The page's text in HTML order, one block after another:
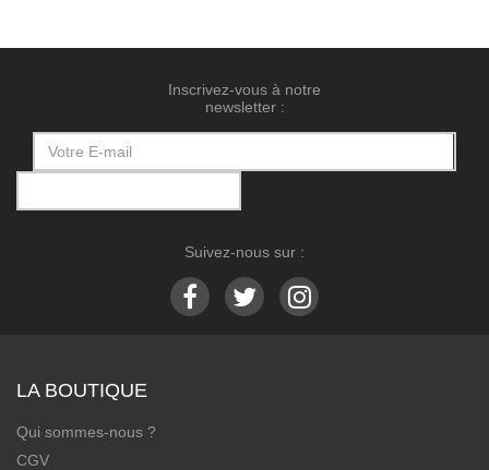
Inscrivez-vous à notre
newsletter :
Suivez-nous sur :
LA BOUTIQUE
Qui sommes-nous ?
CGV